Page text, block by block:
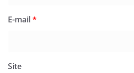
E-mail*
Site